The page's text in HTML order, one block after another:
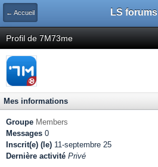
← Accueil LS forums
Profil de 7M73me
Mes informations
Groupe Members
Messages 0
Inscrit(e) (le) 11-septembre 25
Dernière activité Privé